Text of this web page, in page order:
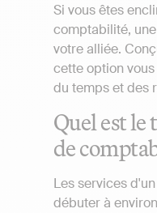
Si vous êtes
comptabilité,
votre alliée.
cette option
du temps et des
Quel est
de
Les services
débuter à